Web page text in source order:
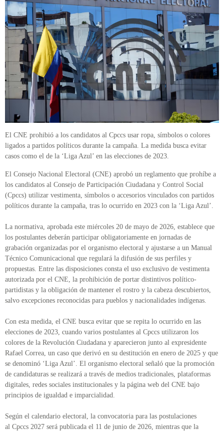
El CNE prohibió a los candidatos al Cpccs usar ropa, símbolos o colores
ligados a partidos políticos durante la campaña. La medida busca evitar
casos como el de la ‘Liga Azul’ en las elecciones de 2023.
El Consejo Nacional Electoral (CNE) aprobó un reglamento que prohíbe a
los candidatos al Consejo de Participación Ciudadana y Control Social
(Cpccs) utilizar vestimenta, símbolos o accesorios vinculados con partidos
políticos durante la campaña, tras lo ocurrido en 2023 con la ‘Liga Azul’.
La normativa, aprobada este miércoles 20 de mayo de 2026, establece que
los postulantes deberán participar obligatoriamente en jornadas de
grabación organizadas por el organismo electoral y ajustarse a un Manual
Técnico Comunicacional que regulará la difusión de sus perfiles y
propuestas. Entre las disposiciones consta el uso exclusivo de vestimenta
autorizada por el CNE, la prohibición de portar distintivos político-
partidistas y la obligación de mantener el rostro y la cabeza descubiertos,
salvo excepciones reconocidas para pueblos y nacionalidades indígenas.
Con esta medida, el CNE busca evitar que se repita lo ocurrido en las
elecciones de 2023, cuando varios postulantes al Cpccs utilizaron los
colores de la Revolución Ciudadana y aparecieron junto al expresidente
Rafael Correa, un caso que derivó en su destitución en enero de 2025 y que
se denominó ‘Liga Azul’. El organismo electoral señaló que la promoción
de candidaturas se realizará a través de medios tradicionales, plataformas
digitales, redes sociales institucionales y la página web del CNE bajo
principios de igualdad e imparcialidad.
Según el calendario electoral, la convocatoria para las postulaciones
al Cpccs 2027 será publicada el 11 de junio de 2026, mientras que la